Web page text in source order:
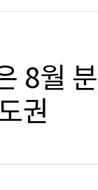
8월
권